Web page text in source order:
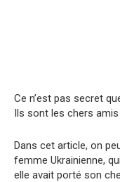
Ce n’est pas secret
Ils sont les chers amis
Dans cet article, on
femme Ukrainienne,
elle avait porté son